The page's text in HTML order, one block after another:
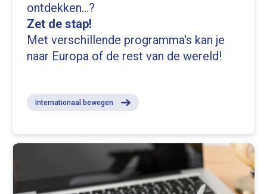
ontdekken...?
Zet de stap!
Met verschillende programma's kan je
naar Europa of de rest van de wereld!
Internationaal bewegen